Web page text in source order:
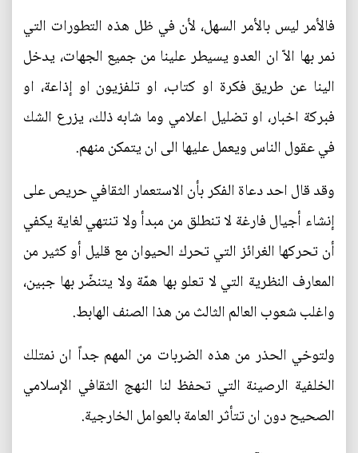
فالأمر ليس بالأمر السهل، لأن في ظل هذه التطورات التي
نمر بها الاّ ان العدو يسيطر علينا من جميع الجهات، يدخل
الينا عن طريق فكرة او كتاب، او تلفزيون او إذاعة، او
فبركة اخبار، او تضليل اعلامي وما شابه ذلك، يزرع الشك
في عقول الناس ويعمل عليها الى ان يتمكن منهم.
وقد قال احد دعاة الفكر بأن الاستعمار الثقافي حريص على
إنشاء أجيال فارغة لا تنطلق من مبدأ ولا تنتهي لغاية يكفي
أن تحركها الغرائز التي تحرك الحيوان مع قليل أو كثير من
المعارف النظرية التي لا تعلو بها همّة ولا يتنضّر بها جبين،
واغلب شعوب العالم الثالث من هذا الصنف الهابط.
ولتوخي الحذر من هذه الضربات من المهم جداً ان نمتلك
الخلفية الرصينة التي تحفظ لنا النهج الثقافي الإسلامي
الصحيح دون ان تتأثر العامة بالعوامل الخارجية.